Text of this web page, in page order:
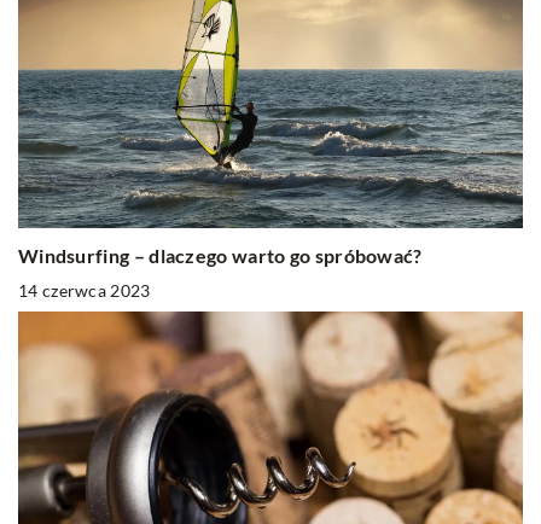
Windsurfing – dlaczego warto go spróbować?
14 czerwca 2023